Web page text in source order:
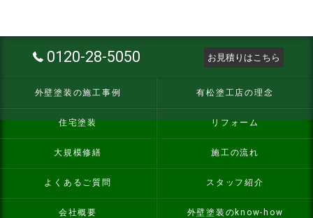
0120-28-5050 お見積りはこちら
外壁塗装の施工事例 有松塗工店の理念
住宅塗装 リフォーム
大規模修繕 施工の流れ
よくあるご質問 スタッフ紹介
会社概要 外壁塗装のknow-how